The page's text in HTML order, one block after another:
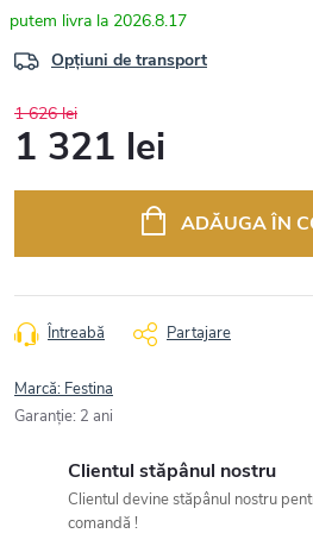
2026.8.17
Opțiuni de transport
1 626 lei
1 321 lei
ADĂUGA ÎN
Întreabă Partajare
Marcă: Festina
Garanţie: 2 ani
Clientul stăpânul nostru
Clientul devine stăpânul nostru
comandă !